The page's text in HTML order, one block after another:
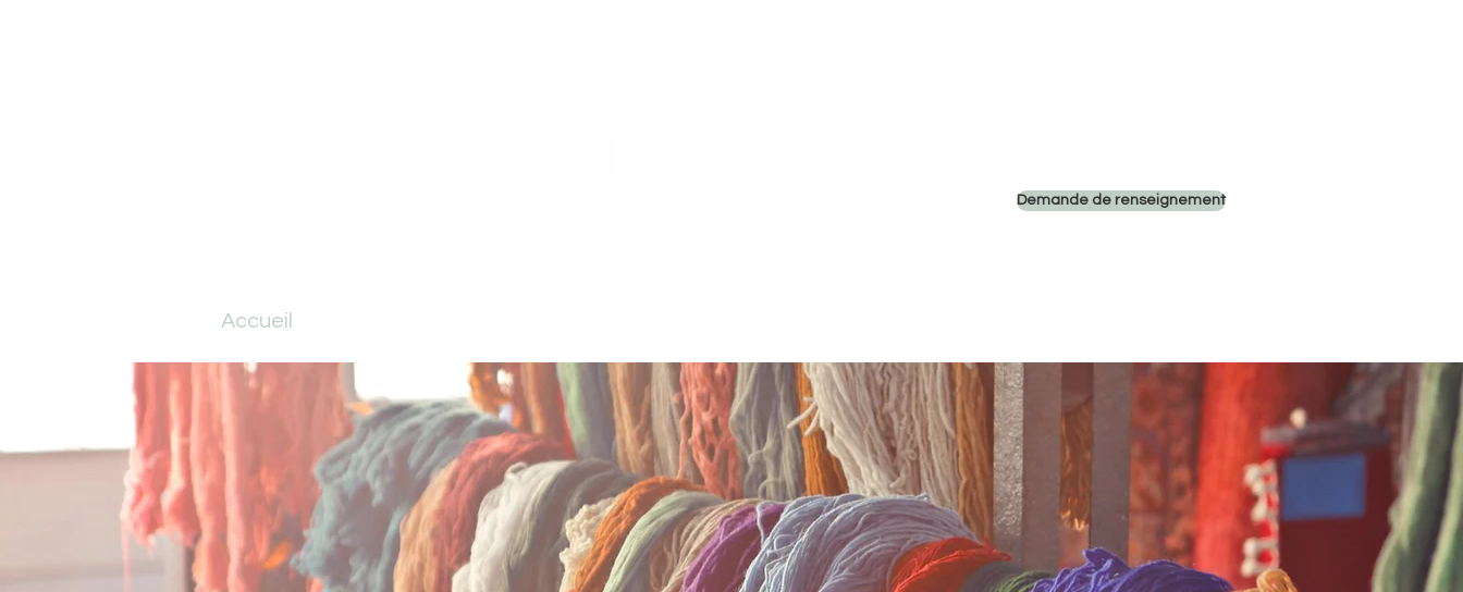
Demande de renseignement
Accueil